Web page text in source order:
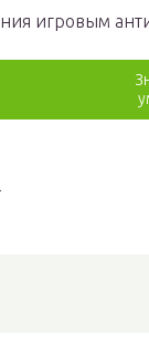
игровым